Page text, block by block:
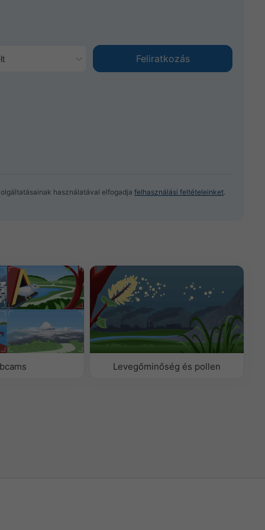
használatával elfogadja felhasználási feltételeinket
Levegőminőség és pollen